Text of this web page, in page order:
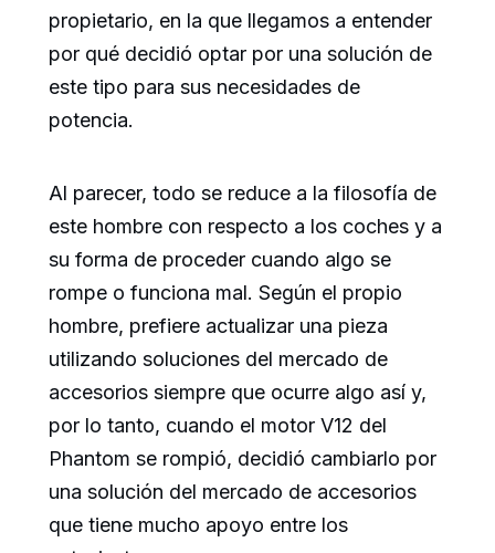
propietario, en la que llegamos a entender
por qué decidió optar por una solución de
este tipo para sus necesidades de
potencia.
Al parecer, todo se reduce a la filosofía de
este hombre con respecto a los coches y a
su forma de proceder cuando algo se
rompe o funciona mal. Según el propio
hombre, prefiere actualizar una pieza
utilizando soluciones del mercado de
accesorios siempre que ocurre algo así y,
por lo tanto, cuando el motor V12 del
Phantom se rompió, decidió cambiarlo por
una solución del mercado de accesorios
que tiene mucho apoyo entre los